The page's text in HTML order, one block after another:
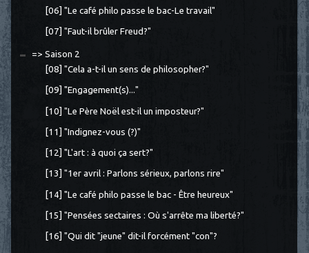
[06] "Le café philo passe le bac-Le travail"
[07] "Faut-il brûler Freud?"
=> Saison 2
[08] "Cela a-t-il un sens de philosopher?"
[09] "Engagement(s)..."
[10] "Le Père Noël est-il un imposteur?"
[11] "Indignez-vous (?)"
[12] "L'art : à quoi ça sert?"
[13] "1er avril : Parlons sérieux, parlons rire"
[14] "Le café philo passe le bac - Être heureux"
[15] "Pensées sectaires : Où s'arrête ma liberté?"
[16] "Qui dit "jeune" dit-il forcément "con"?